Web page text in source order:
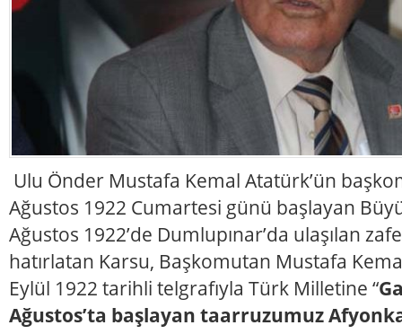
Ulu Önder Mustafa Kemal Atatürk’ün
Ağustos 1922 Cumartesi günü başlayan
Ağustos 1922’de Dumlupınar’da ulaşılan
hatırlatan Karsu, Başkomutan Mustafa
Eylül 1922 tarihli telgrafıyla Türk Milletine “
Ağustos’ta başlayan taarruzumuz